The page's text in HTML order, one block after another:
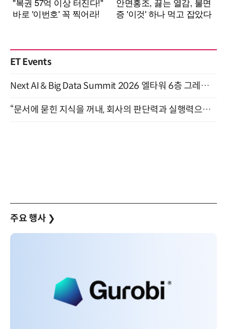
ET Events
Next AI & Big Data Summit 2026 엘타워 6층 그레이스홀 개최 (9/18)
“문서에 묻힌 지식을 꺼내, 회사의 판단력과 실행력으로 바꾸다” (8/20)
주요 행사 ❯